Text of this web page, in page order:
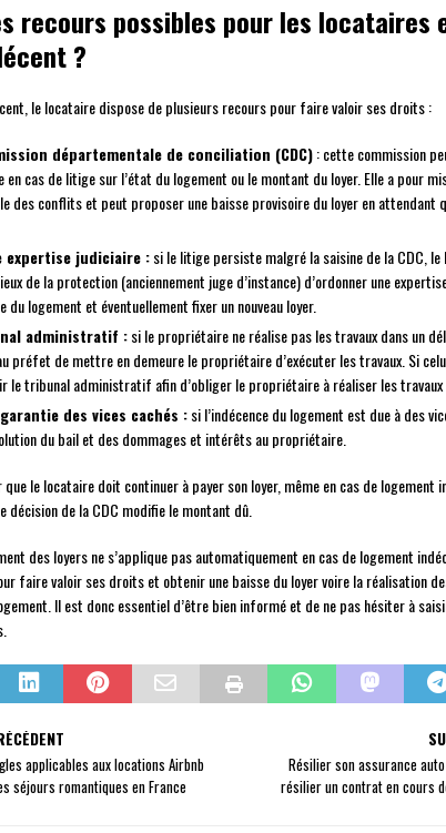
recours possibles pour les locataires
?
le locataire dispose de plusieurs recours pour faire valoir ses droits :
départementale de conciliation (CDC): cette commission
cas de litige sur l’état du logement ou le montant du loyer. Elle a pour
des conflits et peut proposer une baisse provisoire du loyer en attendant
expertise judiciaire :si le litige persiste malgré la saisine de la CDC,
de la protection (anciennement juge d’instance) d’ordonner une
du logement et éventuellement fixer un nouveau loyer.
administratif :si le propriétaire ne réalise pas les travaux dans un
préfet de mettre en demeure le propriétaire d’exécuter les travaux. Si
le tribunal administratif afin d’obliger le propriétaire à réaliser les
des vices cachés :si l’indécence du logement est due à des
du bail et des dommages et intérêts au propriétaire.
le locataire doit continuer à payer son loyer, même en cas de logement
décision de la CDC modifie le montant dû.
des loyers ne s’applique pas automatiquement en cas de logement
faire valoir ses droits et obtenir une baisse du loyer voire la réalisation
Il est donc essentiel d’être bien informé et de ne pas hésiter à
applicables aux locations Airbnb
séjours romantiques en France
Résilier son assurance
résilier un contrat en cours